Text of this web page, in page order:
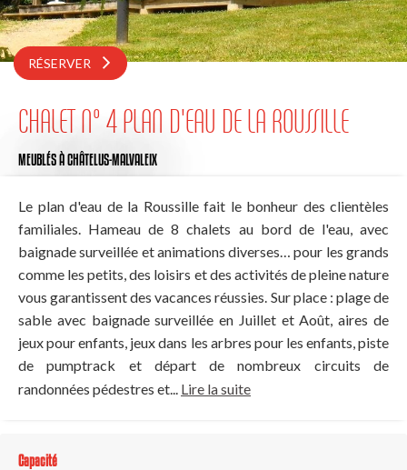
RÉSERVER
CHALET N° 4 PLAN D'EAU DE LA ROUSSILLE
MEUBLÉSÀ CHÂTELUS-MALVALEIX
Le plan d'eau de la Roussille fait le bonheur des clientèles
familiales. Hameau de 8 chalets au bord de l'eau, avec
baignade surveillée et animations diverses… pour les grands
comme les petits, des loisirs et des activités de pleine nature
vous garantissent des vacances réussies. Sur place : plage de
sable avec baignade surveillée en Juillet et Août, aires de
jeux pour enfants, jeux dans les arbres pour les enfants, piste
de pumptrack et départ de nombreux circuits de
randonnées pédestres et... Lire la suite
Capacité